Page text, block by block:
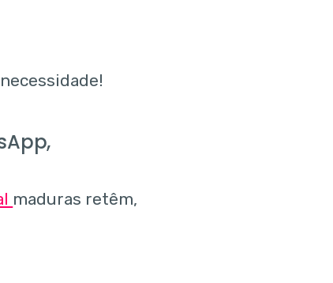
maduras retêm,